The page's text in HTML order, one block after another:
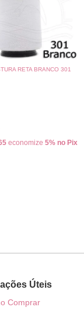
RETA BRANCO 301
economize 5% no Pix
Úteis
Comprar